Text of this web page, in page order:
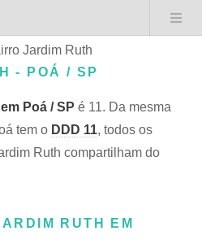
Jardim Ruth
- POÁ / SP
Poá / SP é 11. Da mesma
tem o DDD 11, todos os
Ruth compartilham do
RUTH EM